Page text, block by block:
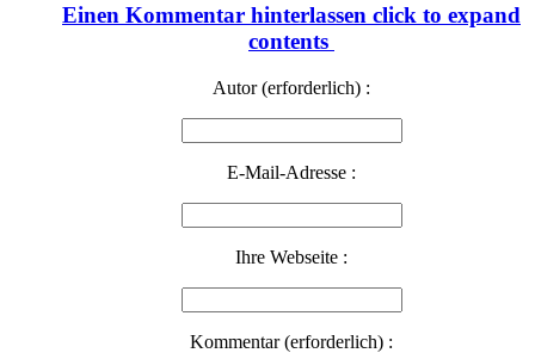
Einen Kommentar hinterlassen click to expand
contents
Autor (erforderlich) :
E-Mail-Adresse :
Ihre Webseite :
Kommentar (erforderlich) :